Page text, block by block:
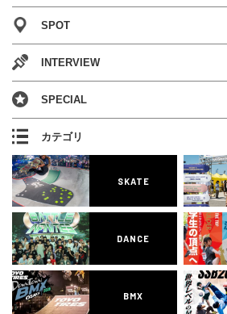
SPOT
INTERVIEW
SPECIAL
カテゴリ
SKATE
DANCE
BMX